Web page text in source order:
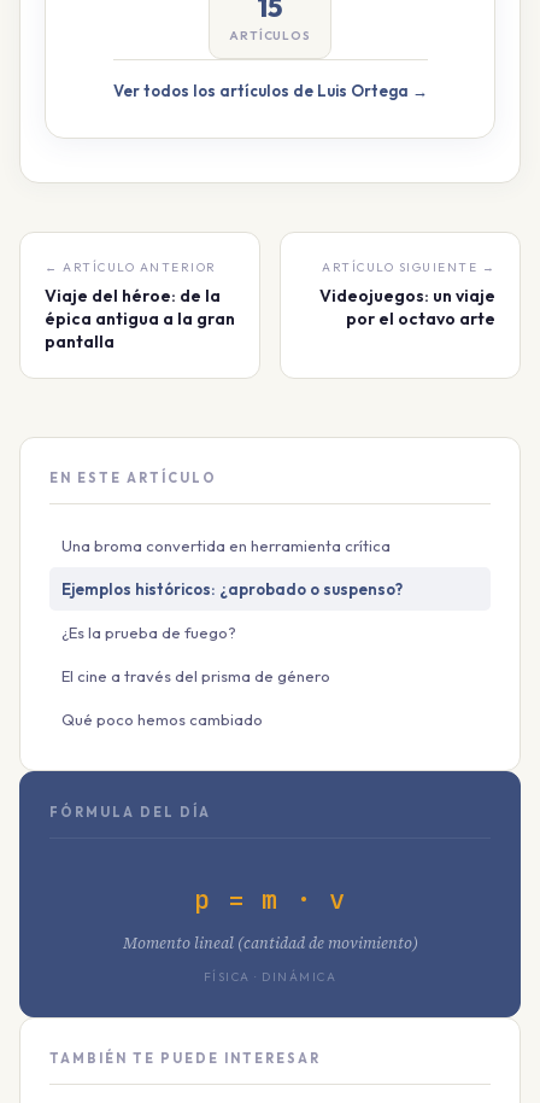
15
ARTÍCULOS
Ver todos los artículos de Luis Ortega →
← ARTÍCULO ANTERIOR
Viaje del héroe: de la
épica antigua a la gran
pantalla
ARTÍCULO SIGUIENTE →
Videojuegos: un viaje
por el octavo arte
EN ESTE ARTÍCULO
Una broma convertida en herramienta crítica
Ejemplos históricos: ¿aprobado o suspenso?
¿Es la prueba de fuego?
El cine a través del prisma de género
Qué poco hemos cambiado
FÓRMULA DEL DÍA
p = m · v
Momento lineal (cantidad de movimiento)
FÍSICA · DINÁMICA
TAMBIÉN TE PUEDE INTERESAR